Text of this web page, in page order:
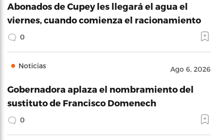
Abonados de Cupey les llegará el agua el
viernes, cuando comienza el racionamiento
0
Noticias Ago 6, 2026
Gobernadora aplaza el nombramiento del
sustituto de Francisco Domenech
0